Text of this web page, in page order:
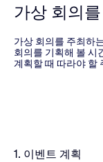
가상 회의
가상 회의를 주최하
회의를 기획해 볼 시
계획할 때 따라야 할
1. 이벤트 계획